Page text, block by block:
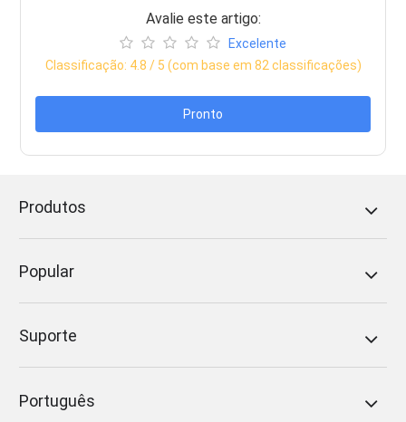
Avalie este artigo:
Excelente
Classificação: 4.8 / 5 (com base em 82 classificações)
Pronto
Produtos
Popular
Suporte
Português